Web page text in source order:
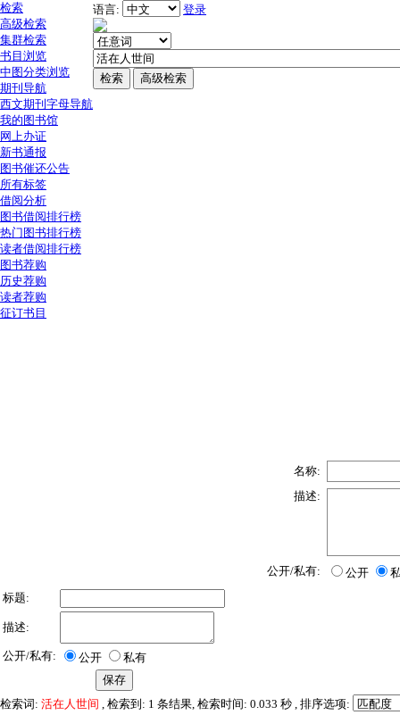
检索
高级检索
集群检索
书目浏览
中图分类浏览
期刊导航
西文期刊字母导航
我的图书馆
网上办证
新书通报
图书催还公告
所有标签
借阅分析
图书借阅排行榜
热门图书排行榜
读者借阅排行榜
图书荐购
历史荐购
读者荐购
征订书目
语言: 登录
名称:
描述:
公开/私有: 公开
标题:
描述:
公开/私有: 公开 私有
检索词: 活在人世间 , 检索到: 1 条结果, 检索时间: 0.033 秒 , 排序选项: